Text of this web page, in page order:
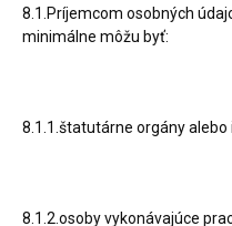
8.1.Príjemcom osobných
minimálne môžu byť:
8.1.1.štatutárne orgány
8.1.2.osoby vykonávajúce